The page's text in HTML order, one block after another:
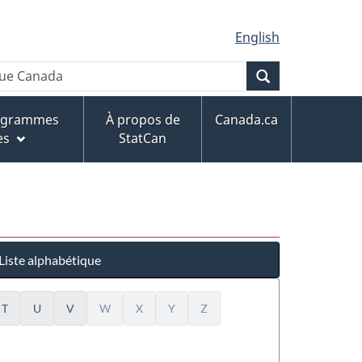
English
À propos de
StatCan
Canada.ca
Liste alphabétique
T U V W X Y Z